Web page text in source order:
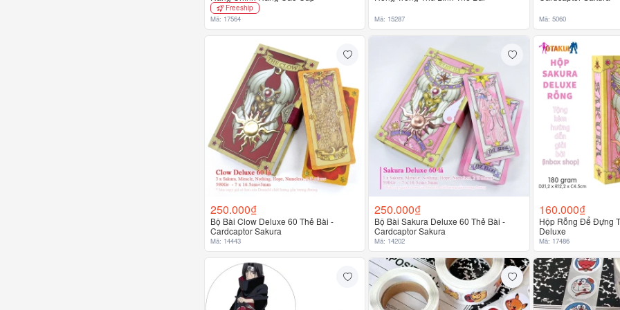
Freeship
Mã: 17564
Mã: 15287 Mã: 5060
250.000₫
Bộ Bài Clow Deluxe 60 Thẻ Bài -
Cardcaptor Sakura
Mã: 14443
250.000₫
Bộ Bài Sakura Deluxe 60 Thẻ Bài -
Cardcaptor Sakura
Mã: 14202
160.000₫
Hộp Rỗng Để Đựng
Deluxe
Mã: 17486